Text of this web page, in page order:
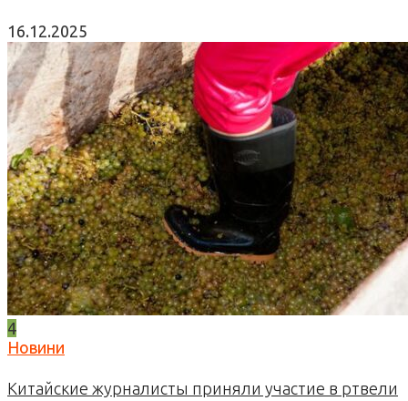
16.12.2025
4
Новини
Китайские журналисты приняли участие в ртвели